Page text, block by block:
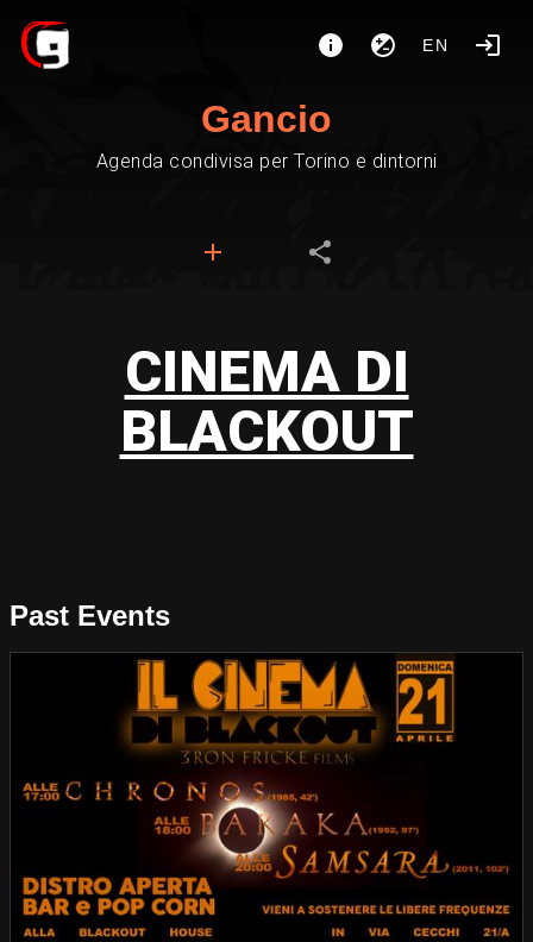
EN
Gancio
Agenda condivisa per Torino e dintorni
CINEMA DI
BLACKOUT
Past Events